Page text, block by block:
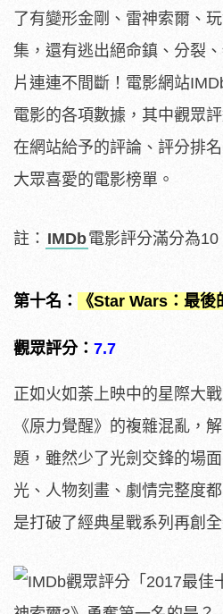
了有變形金剛、雷神索爾、
集，還有逃出絕命鎮、分裂
片連連不間斷！電影網站
電影的各項數據，其中觀眾
在網站給予的評論、評分排
大眾喜愛的電影榜單。
註： IMDb電影評分滿分為10
第十名： 《Star Wars：最後
觀眾評分： 7.7
正如火如荼上映中的星際大
《原力覺醒》的複雜混亂，
題，雖然少了光劍交鋒的場
光、人物刻畫、劇情完整度
是打破了經典星戰系列再創全